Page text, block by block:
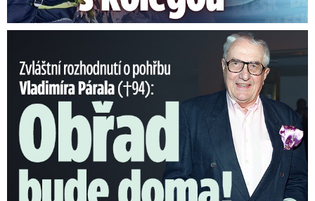
Nečekané rozhodnutí o pohřbu Párala (†94): Obřad bude doma!